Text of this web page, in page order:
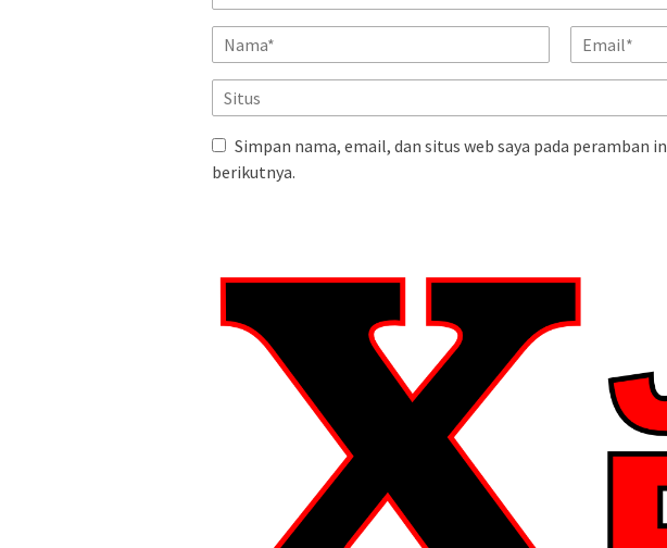
Simpan nama, email, dan situs web saya pada peramban
berikutnya.